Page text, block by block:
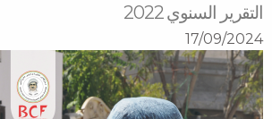
التقرير السنوي 2022
17/09/2024